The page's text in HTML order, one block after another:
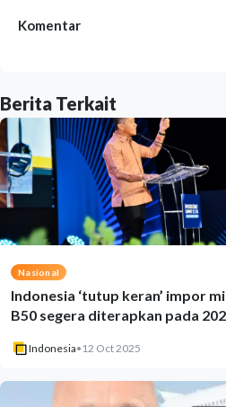
Komentar
Berita Terkait
Nasional
Indonesia ‘tutup keran’ impor
B50 segera diterapkan pada
Indonesia• 12 Oct 2025